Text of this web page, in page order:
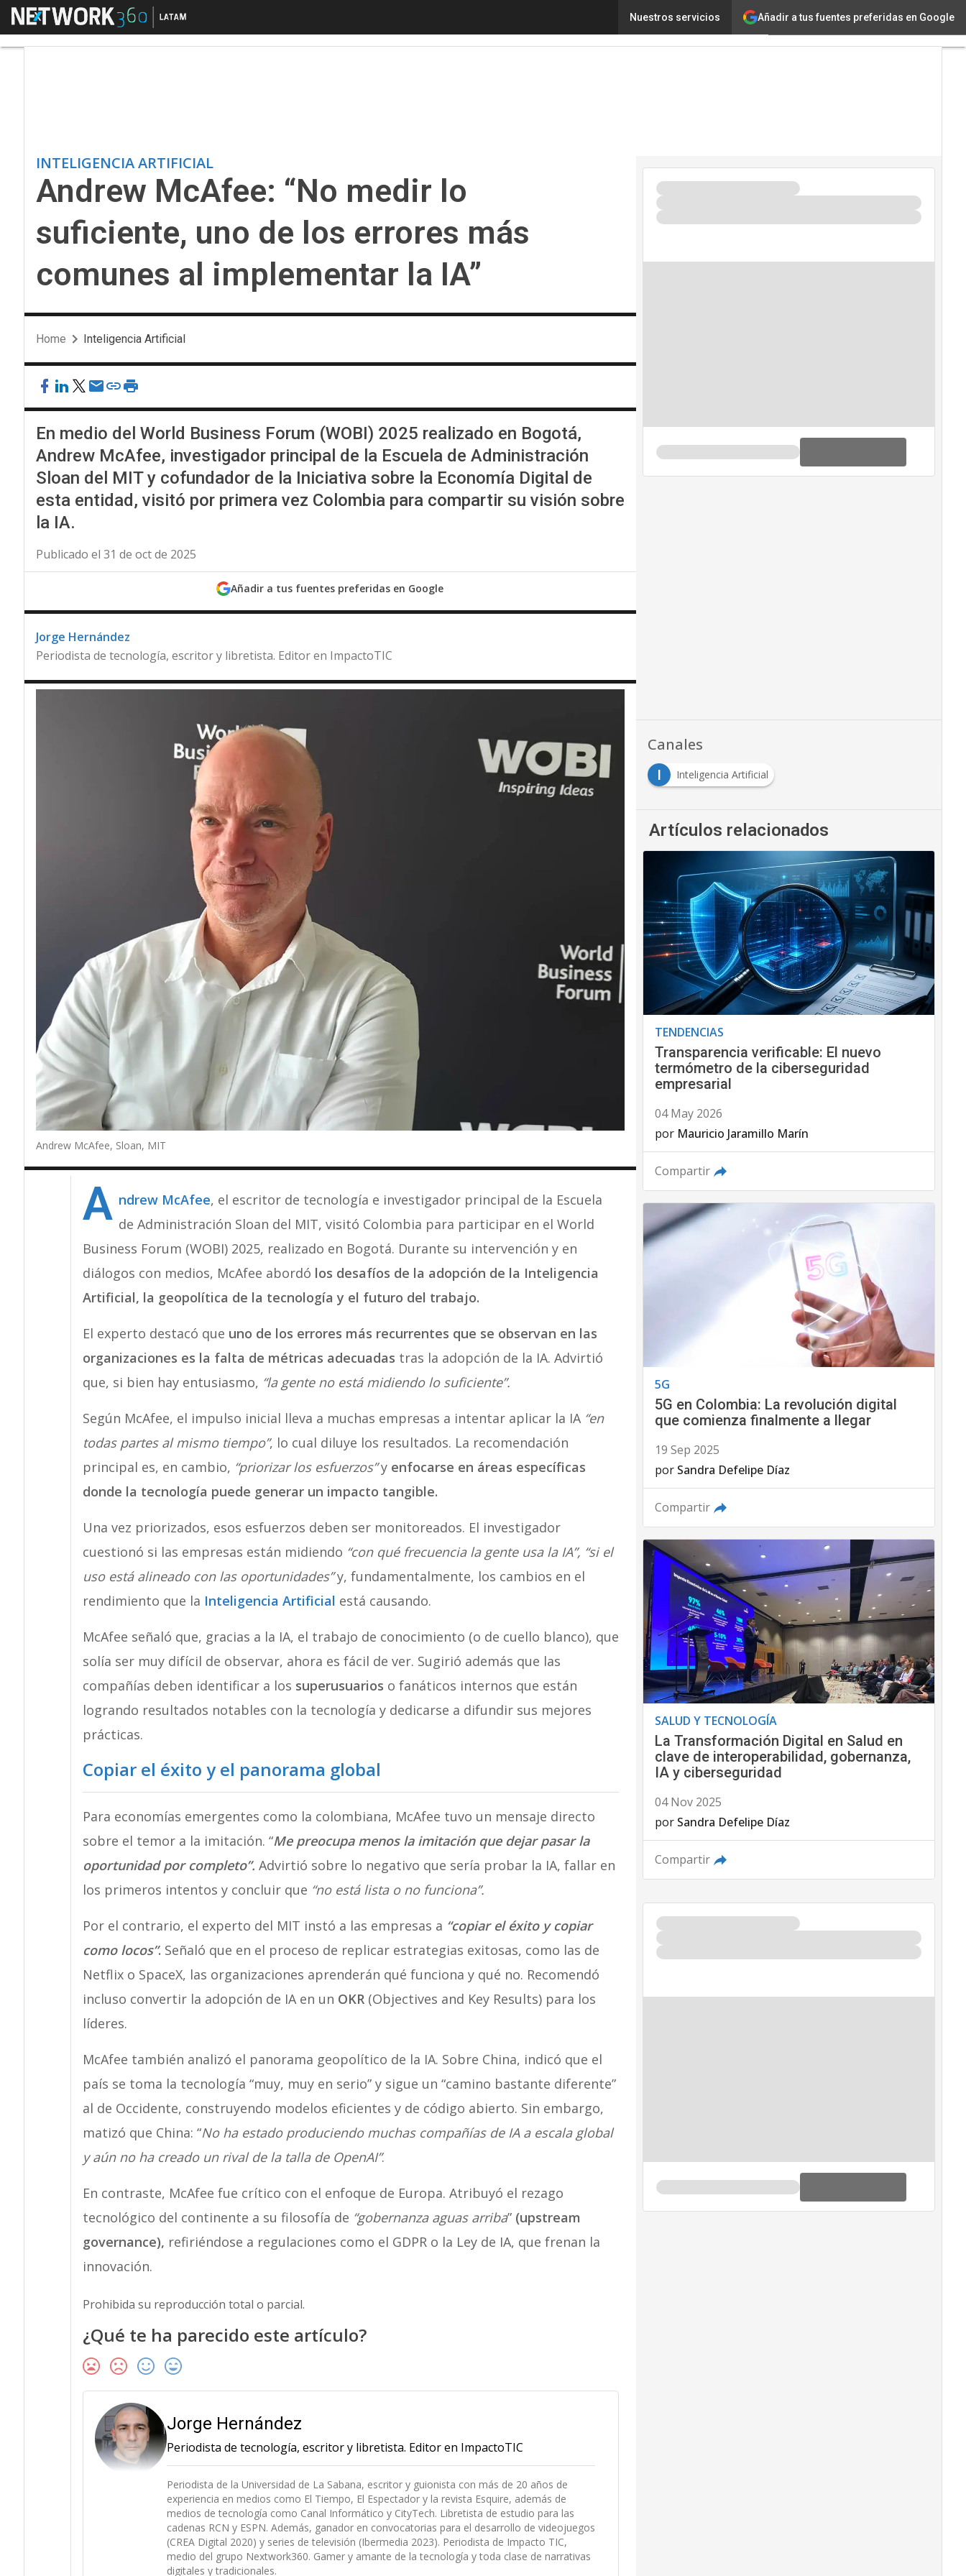
Añadir a tus fuentes preferidas en Google
Nuestros servicios
Menú Andrew McAfee: “No medir lo suficiente, uno de los errores más comunes al implementar la IA” Tecnología
Artificial
Ciberseguridad
INTELIGENCIA ARTIFICIAL
Andrew McAfee: “No medir lo
suficiente, uno de los errores más
comunes al implementar la IA”
Home Inteligencia Artificial
En medio del World Business Forum (WOBI) 2025 realizado en Bogotá,
Andrew McAfee, investigador principal de la Escuela de Administración
Sloan del MIT y cofundador de la Iniciativa sobre la Economía Digital de
esta entidad, visitó por primera vez Colombia para compartir su visión sobre
la IA.
Publicado el 31 de oct de 2025
Añadir a tus fuentes preferidas en Google
Jorge Hernández
Periodista de tecnología, escritor y libretista. Editor en ImpactoTIC
Andrew McAfee, Sloan, MIT
A ndrew McAfee, el escritor de tecnología e investigador principal de la Escuela
de Administración Sloan del MIT, visitó Colombia para participar en el World
Business Forum (WOBI) 2025, realizado en Bogotá. Durante su intervención y en
diálogos con medios, McAfee abordó los desafíos de la adopción de la Inteligencia
Artificial, la geopolítica de la tecnología y el futuro del trabajo.
El experto destacó que uno de los errores más recurrentes que se observan en las
organizaciones es la falta de métricas adecuadas tras la adopción de la IA. Advirtió
que, si bien hay entusiasmo, “la gente no está midiendo lo suficiente”.
Según McAfee, el impulso inicial lleva a muchas empresas a intentar aplicar la IA“en
todas partes al mismo tiempo”, lo cual diluye los resultados. La recomendación
principal es, en cambio, “priorizar los esfuerzos”yenfocarse en áreas específicas
donde la tecnología puede generar un impacto tangible.
Una vez priorizados, esos esfuerzos deben ser monitoreados. El investigador
cuestionó si las empresas están midiendo “con qué frecuencia la gente usa la IA”, “si el
uso está alineado con las oportunidades”y, fundamentalmente, los cambios en el
rendimiento que la Inteligencia Artificial está causando.
McAfee señaló que, gracias a la IA, el trabajo de conocimiento (o de cuello blanco), que
solía ser muy difícil de observar, ahora es fácil de ver. Sugirió además que las
compañías deben identificar a los superusuarios o fanáticos internos que están
logrando resultados notables con la tecnología y dedicarse a difundir sus mejores
prácticas.
Copiar el éxito y el panorama global
Para economías emergentes como la colombiana, McAfee tuvo un mensaje directo
sobre el temor a la imitación. “Me preocupa menos la imitación que dejar pasar la
oportunidad por completo”. Advirtió sobre lo negativo que sería probar la IA, fallar en
los primeros intentos y concluir que “no está lista o no funciona”.
Por el contrario, el experto del MIT instó a las empresas a “copiar el éxito y copiar
como locos”. Señaló que en el proceso de replicar estrategias exitosas, como las de
Netflix o SpaceX, las organizaciones aprenderán qué funciona y qué no. Recomendó
incluso convertir la adopción de IA en un OKR(Objectives and Key Results) para los
líderes.
McAfee también analizó el panorama geopolítico de la IA. Sobre China, indicó que el
país se toma la tecnología “muy, muy en serio” y sigue un “camino bastante diferente”
al de Occidente, construyendo modelos eficientes y de código abierto. Sin embargo,
matizó que China: “No ha estado produciendo muchas compañías de IA a escala global
y aún no ha creado un rival de la talla de OpenAI”.
En contraste, McAfee fue crítico con el enfoque de Europa. Atribuyó el rezago
tecnológico del continente a su filosofía de “gobernanza aguas arriba” (upstream
governance), refiriéndose a regulaciones como el GDPR o la Ley de IA, que frenan la
innovación.
Prohibida su reproducción total o parcial.
¿Qué te ha parecido este artículo?
Jorge Hernández
Periodista de tecnología, escritor y libretista. Editor en ImpactoTIC
Periodista de la Universidad de La Sabana, escritor y guionista con más de 20 años de
experiencia en medios como El Tiempo, El Espectador y la revista Esquire, además de
medios de tecnología como Canal Informático y CityTech. Libretista de estudio para las
cadenas RCN y ESPN. Además, ganador en convocatorias para el desarrollo de videojuegos
(CREA Digital 2020) y series de televisión (Ibermedia 2023). Periodista de Impacto TIC,
medio del grupo Nextwork360. Gamer y amante de la tecnología y toda clase de narrativas
digitales y tradicionales.
Canales
I
Inteligencia Artificial
Artículos relacionados
TENDENCIAS
Transparencia verificable: El nuevo
termómetro de la ciberseguridad
empresarial
04 May 2026
por Mauricio Jaramillo Marín
Compartir
5G
5G en Colombia: La revolución digital
que comienza finalmente a llegar
19 Sep 2025
por Sandra Defelipe Díaz
Compartir
SALUD Y TECNOLOGÍA
La Transformación Digital en Salud en
clave de interoperabilidad, gobernanza,
IA y ciberseguridad
04 Nov 2025
por Sandra Defelipe Díaz
Compartir